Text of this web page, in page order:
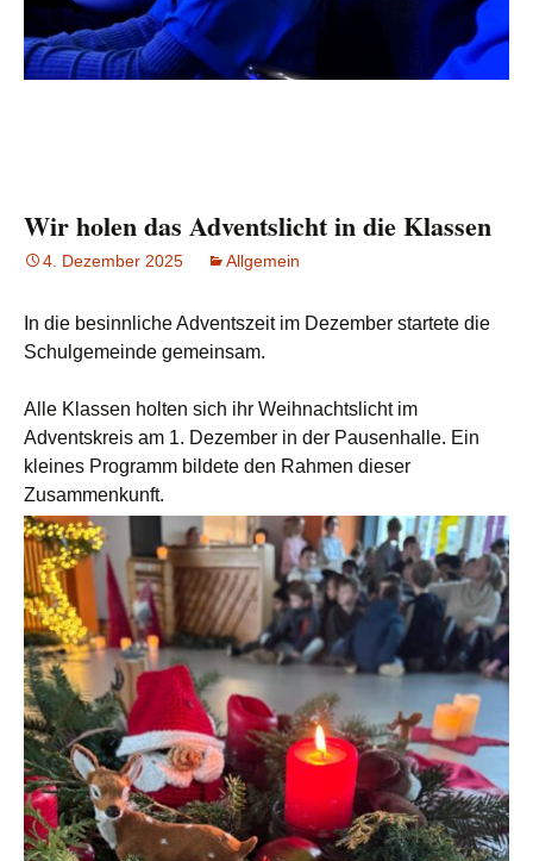
Wir holen das Adventslicht in die Klassen
4. Dezember 2025 Allgemein
In die besinnliche Adventszeit im Dezember startete die
Schulgemeinde gemeinsam.
Alle Klassen holten sich ihr Weihnachtslicht im
Adventskreis am 1. Dezember in der Pausenhalle. Ein
kleines Programm bildete den Rahmen dieser
Zusammenkunft.